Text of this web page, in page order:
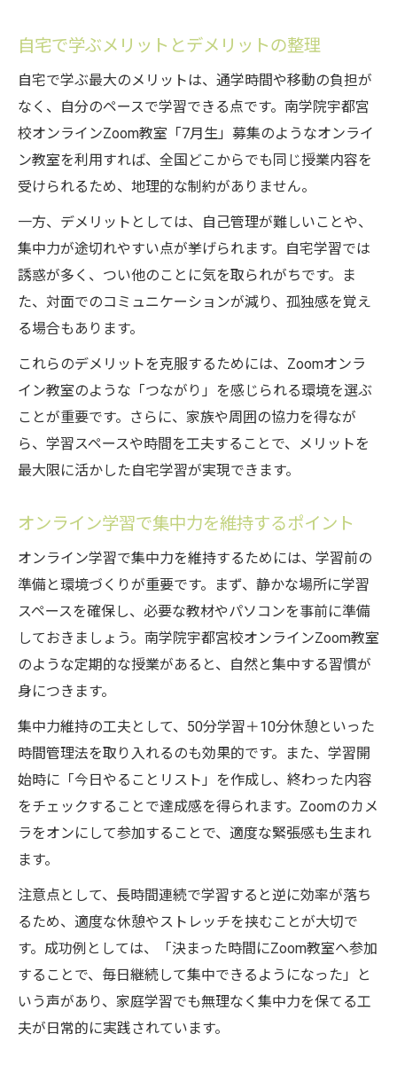
自宅で学ぶメリットとデメリットの整理
自宅で学ぶ最大のメリットは、通学時間や移動の負担が
なく、自分のペースで学習できる点です。南学院宇都宮
校オンラインZoom教室「7月生」募集のようなオンライ
ン教室を利用すれば、全国どこからでも同じ授業内容を
受けられるため、地理的な制約がありません。
一方、デメリットとしては、自己管理が難しいことや、
集中力が途切れやすい点が挙げられます。自宅学習では
誘惑が多く、つい他のことに気を取られがちです。ま
た、対面でのコミュニケーションが減り、孤独感を覚え
る場合もあります。
これらのデメリットを克服するためには、Zoomオンラ
イン教室のような「つながり」を感じられる環境を選ぶ
ことが重要です。さらに、家族や周囲の協力を得なが
ら、学習スペースや時間を工夫することで、メリットを
最大限に活かした自宅学習が実現できます。
オンライン学習で集中力を維持するポイント
オンライン学習で集中力を維持するためには、学習前の
準備と環境づくりが重要です。まず、静かな場所に学習
スペースを確保し、必要な教材やパソコンを事前に準備
しておきましょう。南学院宇都宮校オンラインZoom教室
のような定期的な授業があると、自然と集中する習慣が
身につきます。
集中力維持の工夫として、50分学習＋10分休憩といった
時間管理法を取り入れるのも効果的です。また、学習開
始時に「今日やることリスト」を作成し、終わった内容
をチェックすることで達成感を得られます。Zoomのカメ
ラをオンにして参加することで、適度な緊張感も生まれ
ます。
注意点として、長時間連続で学習すると逆に効率が落ち
るため、適度な休憩やストレッチを挟むことが大切で
す。成功例としては、「決まった時間にZoom教室へ参加
することで、毎日継続して集中できるようになった」と
いう声があり、家庭学習でも無理なく集中力を保てる工
夫が日常的に実践されています。